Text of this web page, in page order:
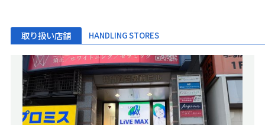
取り扱い店舗 HANDLING STORES